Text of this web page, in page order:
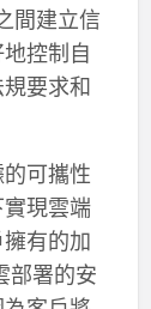
間建立信
控制自
要求和
可攜性
現雲端
有的加
部署的安